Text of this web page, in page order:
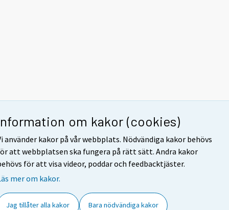
om kakor (cookies)
använder kakor på vår webbplats. Nödvändiga kakor behövs
att webbplatsen ska fungera på rätt sätt. Andra kakor
för att visa videor, poddar och feedbacktjäster.
mer om kakor.
Jag tillåter alla kakor Bara nödvändiga kakor